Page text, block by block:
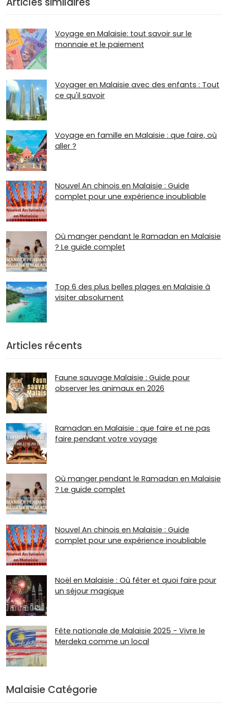
Voyage en Malaisie: tout savoir sur le
monnaie et le paiement
Voyager en Malaisie avec des enfants : Tout
ce qu'il savoir
Voyage en famille en Malaisie : que faire, où
aller ?
Nouvel An chinois en Malaisie : Guide
complet pour une expérience inoubliable
Où manger pendant le Ramadan en Malaisie
? Le guide complet
Top 6 des plus belles plages en Malaisie à
visiter absolument
Articles récents
Faune sauvage Malaisie : Guide pour
observer les animaux en 2026
Ramadan en Malaisie : que faire et ne pas
faire pendant votre voyage
Où manger pendant le Ramadan en Malaisie
? Le guide complet
Nouvel An chinois en Malaisie : Guide
complet pour une expérience inoubliable
Noël en Malaisie : Où fêter et quoi faire pour
un séjour magique
Fête nationale de Malaisie 2025 - Vivre le
Merdeka comme un local
Malaisie Catégorie